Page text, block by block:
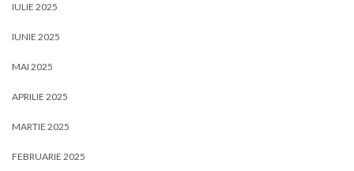
IULIE 2025
IUNIE 2025
MAI 2025
APRILIE 2025
MARTIE 2025
FEBRUARIE 2025